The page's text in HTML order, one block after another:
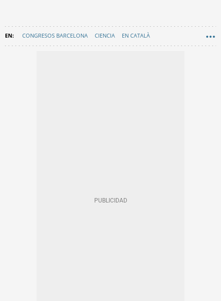
CONGRESOS BARCELONA CIENCIA EN CATALÀ